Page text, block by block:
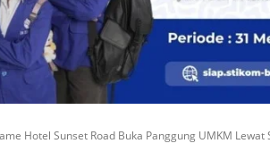
Hotel Sunset Road Buka Panggung UMKM Lewat